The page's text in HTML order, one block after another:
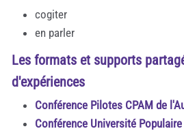
cogiter
en parler
Les formats et supports
d'expériences
Conférence Pilotes CPAM de
Conférence Université